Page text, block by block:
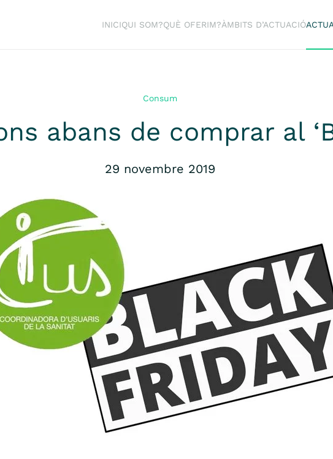
INICIQUI SOM?QUÈ OFERIM?ÀMBITS D’ACTUACIÓ
Consum
abans de comprar al
29 novembre 2019